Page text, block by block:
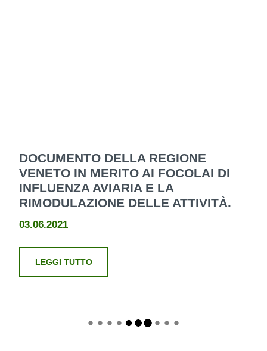
DOCUMENTO DELLA REGIONE
VENETO IN MERITO AI FOCOLAI DI
INFLUENZA AVIARIA E LA
RIMODULAZIONE DELLE ATTIVITÀ.
03.06.2021
LEGGI TUTTO